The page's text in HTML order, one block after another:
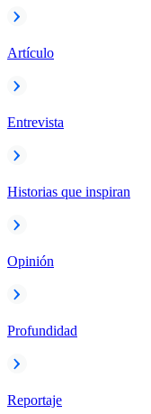
Artículo
Entrevista
Historias que inspiran
Opinión
Profundidad
Reportaje